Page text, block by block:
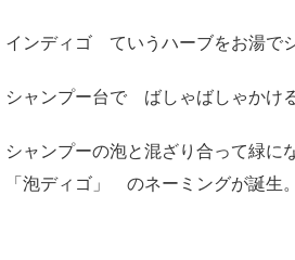
インディゴ ていうハーブをお湯で
シャンプー台で ばしゃばしゃかけ
シャンプーの泡と混ざり合って緑
「泡ディゴ」 のネーミングが誕生。